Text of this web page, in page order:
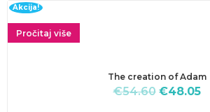
Akcija!
Pročitaj više
The creation of Adam
€54.60 €48.05